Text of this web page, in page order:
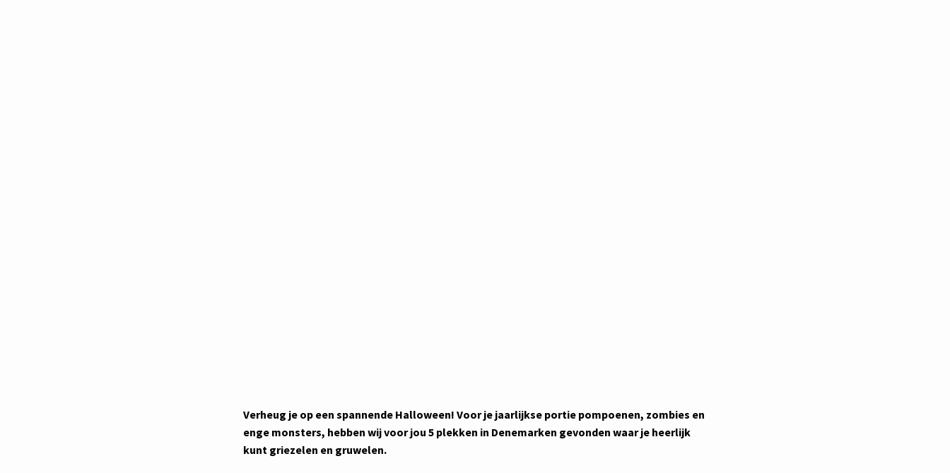
Verheug je op een spannende Halloween! Voor je jaarlijkse portie pompoenen, zombies en
enge monsters, hebben wij voor jou 5 plekken in Denemarken gevonden waar je heerlijk
kunt griezelen en gruwelen.